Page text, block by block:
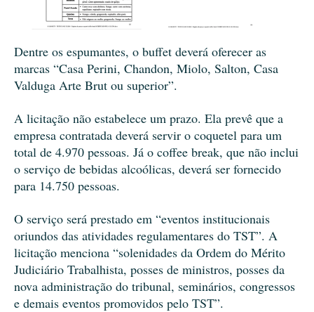
Dentre os espumantes, o buffet deverá oferecer as
marcas “Casa Perini, Chandon, Miolo, Salton, Casa
Valduga Arte Brut ou superior”.
A licitação não estabelece um prazo. Ela prevê que a
empresa contratada deverá servir o coquetel para um
total de 4.970 pessoas. Já o coffee break, que não inclui
o serviço de bebidas alcoólicas, deverá ser fornecido
para 14.750 pessoas.
O serviço será prestado em “eventos institucionais
oriundos das atividades regulamentares do TST”. A
licitação menciona “solenidades da Ordem do Mérito
Judiciário Trabalhista, posses de ministros, posses da
nova administração do tribunal, seminários, congressos
e demais eventos promovidos pelo TST”.